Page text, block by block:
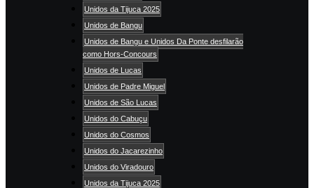
Unidos da Tijuca 2025
Unidos de Bangu
Unidos de Bangu e Unidos Da Ponte desfilarão
como Hors-Concours
Unidos de Lucas
Unidos de Padre Miguel
Unidos de São Lucas
Unidos do Cabuçu
Unidos do Cosmos
Unidos do Jacarezinho
Unidos do Viradouro
Unidos da Tijuca 2025